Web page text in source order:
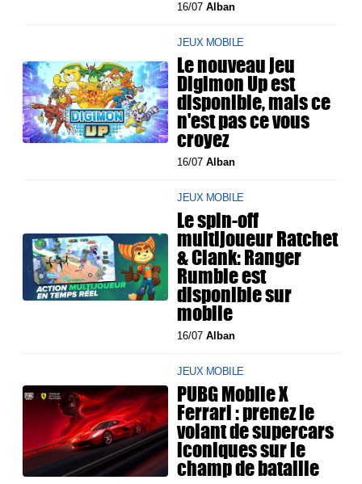
16/07Alban
JEUX MOBILE
Le nouveau jeu
Digimon Up est
disponible, mais ce
n'est pas ce vous
croyez
16/07Alban
JEUX MOBILE
Le spin-off
multijoueur Ratchet
& Clank: Ranger
Rumble est
disponible sur
mobile
16/07Alban
JEUX MOBILE
PUBG Mobile X
Ferrari : prenez le
volant de supercars
iconiques sur le
champ de bataille